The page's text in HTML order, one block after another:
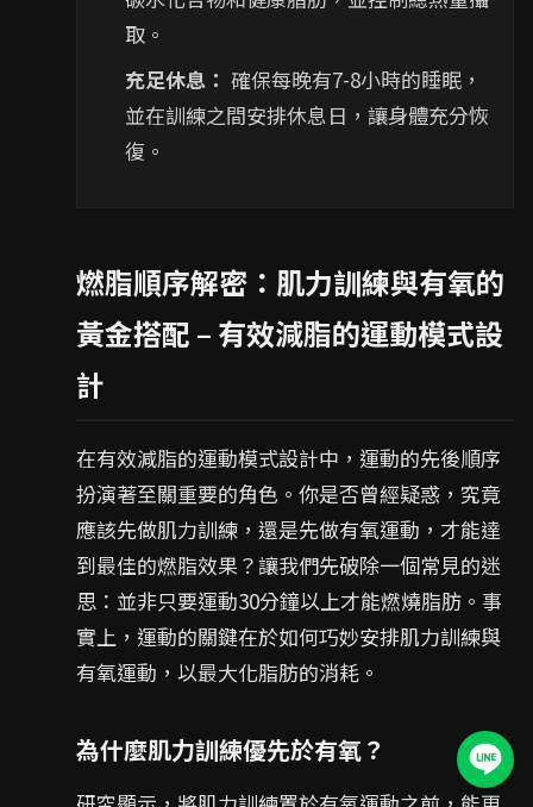
取。
充足休息： 確保每晚有7-8小時的睡眠，
並在訓練之間安排休息日，讓身體充分恢
復。
燃脂順序解密：肌力訓練與有氧的
黃金搭配 – 有效減脂的運動模式設
計
在有效減脂的運動模式設計中，運動的先後順序
扮演著至關重要的角色。你是否曾經疑惑，究竟
應該先做肌力訓練，還是先做有氧運動，才能達
到最佳的燃脂效果？讓我們先破除一個常見的迷
思：並非只要運動30分鐘以上才能燃燒脂肪。事
實上，運動的關鍵在於如何巧妙安排肌力訓練與
有氧運動，以最大化脂肪的消耗。
為什麼肌力訓練優先於有氧？